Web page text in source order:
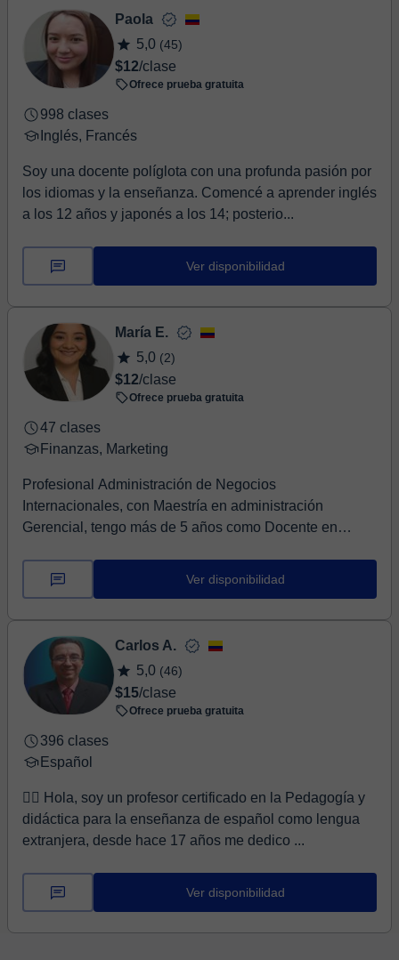
Paola
5,0 (45)
$12/clase
Ofrece prueba gratuita
998 clases
Inglés, Francés
Soy una docente políglota con una profunda pasión por
los idiomas y la enseñanza. Comencé a aprender inglés
a los 12 años y japonés a los 14; posterio...
Ver disponibilidad
María E.
5,0 (2)
$12/clase
Ofrece prueba gratuita
47 clases
Finanzas, Marketing
Profesional Administración de Negocios
Internacionales, con Maestría en administración
Gerencial, tengo más de 5 años como Docente en
Ver disponibilidad
Carlos A.
5,0 (46)
$15/clase
Ofrece prueba gratuita
396 clases
Español
🙋‍♂️ Hola, soy un profesor certificado en la Pedagogía y
didáctica para la enseñanza de español como lengua
extranjera, desde hace 17 años me dedico ...
Ver disponibilidad